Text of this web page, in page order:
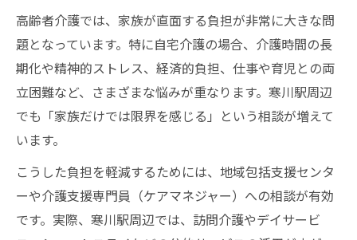
高齢者介護では、家族が直面する負担が非常に大きな問
題となっています。特に自宅介護の場合、介護時間の長
期化や精神的ストレス、経済的負担、仕事や育児との両
立困難など、さまざまな悩みが重なります。寒川駅周辺
でも「家族だけでは限界を感じる」という相談が増えて
います。
こうした負担を軽減するためには、地域包括支援センタ
ーや介護支援専門員（ケアマネジャー）への相談が有効
です。実際、寒川駅周辺では、訪問介護やデイサービ